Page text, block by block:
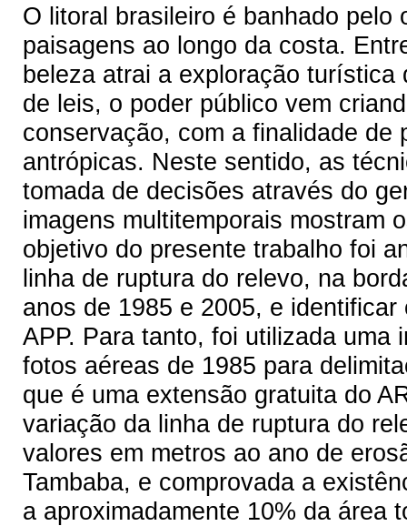
O litoral brasileiro é banhado
paisagens ao longo da costa.
beleza atrai a exploração
de leis, o poder público vem
conservação, com a finalidade de
antrópicas. Neste sentido, as
tomada de decisões através do
imagens multitemporais mostram
objetivo do presente trabalho foi
linha de ruptura do relevo, na
anos de 1985 e 2005, e
APP. Para tanto, foi utilizada uma
fotos aéreas de 1985 para
que é uma extensão gratuita do
variação da linha de ruptura do
valores em metros ao ano de
Tambaba, e comprovada a
a aproximadamente 10% da área